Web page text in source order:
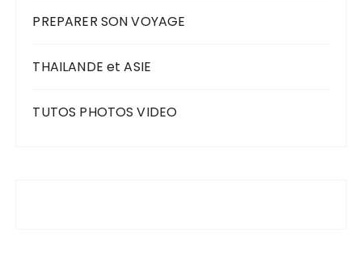
PREPARER SON VOYAGE
THAILANDE et ASIE
TUTOS PHOTOS VIDEO